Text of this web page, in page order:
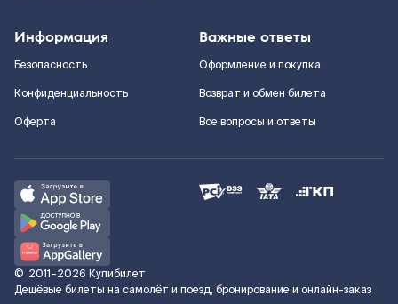
Информация
Безопасность
Конфиденциальность
Оферта
Важные ответы
Оформление и покупка
Возврат и обмен билета
Все вопросы и ответы
© 2011–2026 Купибилет
Дешёвые билеты на самолёт и поезд, бронирование и онлайн-заказ